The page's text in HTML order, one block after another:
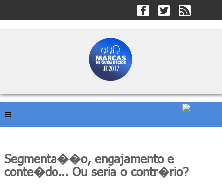
Segmenta��o, engajamento e
conte�do... Ou seria o contr�rio?